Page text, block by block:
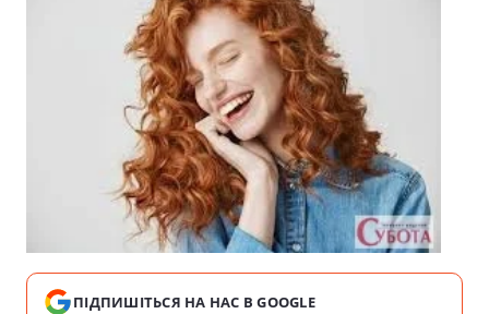
ПІДПИШІТЬСЯ НА НАС В GOOGLE